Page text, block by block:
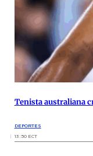
Tenista australiana
DEPORTES
13:50 ECT